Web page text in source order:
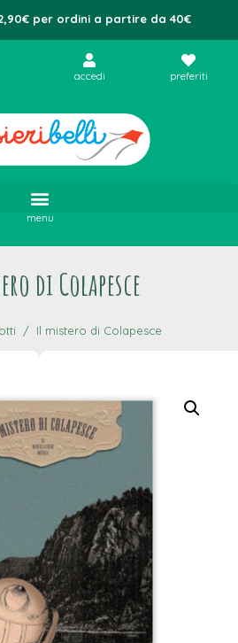
per ordini a partire da 40€
accedi preferiti
menu
di Colapesce
Il mistero di Colapesce